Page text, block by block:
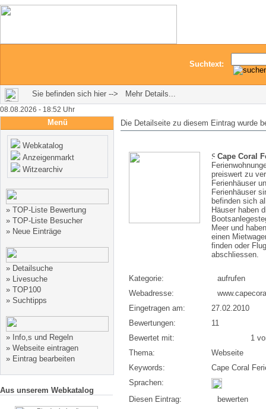
Suchtext:
Sie befinden sich hier --> Mehr Details...
08.08.2026 - 18:52 Uhr
Menü
Webkatalog
Anzeigenmarkt
Witzearchiv
» TOP-Liste Bewertung
» TOP-Liste Besucher
» Neue Einträge
» Detailsuche
» Livesuche
» TOP100
» Suchtipps
» Info,s und Regeln
» Webseite eintragen
» Eintrag bearbeiten
Aus unserem Webkatalog
Die Detailseite zu diesem Eintrag wurde
Cape Coral
preiswert zu
Ferienhäuser
Ferienhäuser
befinden sich
Häuser haben
Meer und
einen
finden oder
abschliessen.
Kategorie:
aufrufen
Webadresse:
Eingetragen am:
27.02.2010
Bewertungen:
11
Bewertet mit:
1
Thema:
Webseite
Keywords:
Cape Coral
Sprachen:
Diesen Eintrag:
bewerten